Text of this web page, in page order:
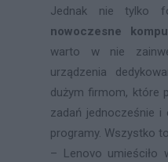
Jednak nie tylko
nowoczesne
warto w nie
urządzenia
dużym firmom, które
zadań jednocześnie i
programy. Wszystko
– Lenovo umieściło